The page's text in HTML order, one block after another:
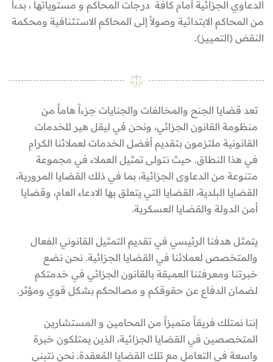
الدعاوي الجزائية أمام كافة درجات المحاكم و مستوياتها ، بدءاً
من المحاكم الابتدائية وصولاً إلى المحاكم الاستئنافية ومحكمة
النقض (التمييز).
تعد قضايا الجنح والمخالفات والجنايات جزءاً هاماً من
منظومة القانون الجزائي، ونحن في ليقل هير للخدمات
القانونية ملتزمون بتقديم أفضل الخدمات لعملائنا الكرام
في هذا النطاق. حيث نتولى تمثيل العملاء في مجموعة
متنوعة من الدعاوى الجزائية، بما في ذلك القضايا المرورية،
القضايا البلدية، القضايا التي يتعلق بها الادعاء العام، وقضايا
أمن الدولة والقضايا العسكرية.
يتمثل هدفنا الرئيسي في تقديم التمثيل القانوني الفعال
والمتخصص لعملائنا في القضايا الجزائية. نحن نضع
خبرتنا ومعرفتنا العميقة بالقانون الجزائي في خدمتكم
لضمان الدفاع عن حقوقكم و مصالحكم بشكل قوي ومؤثر.
إننا نمتلك فريقاً متميزاً من المحامين و المستشارين
المتخصصين في القضايا الجزائية، الذين يمتلكون خبرة
واسعة في التعامل مع تلك القضايا المُعقدة. نحن نتبنى